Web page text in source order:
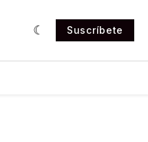
Suscríbete